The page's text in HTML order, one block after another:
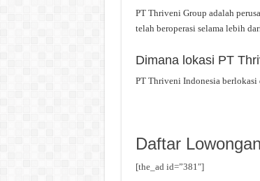
PT Thriveni Group adalah
telah beroperasi selama lebih
Dimana lokasi PT
PT Thriveni Indonesia berlokasi
Daftar
[the_ad id=”381″]